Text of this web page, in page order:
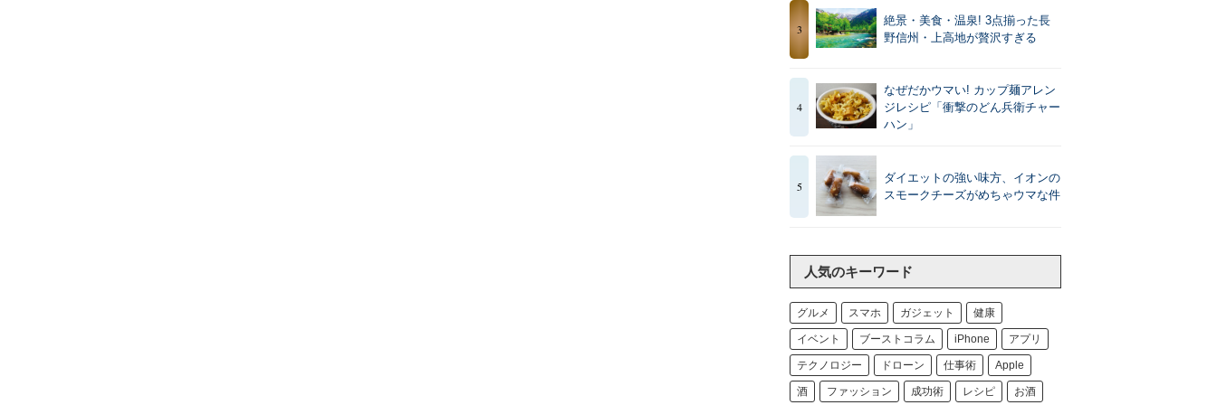
3
絶景・美食・温泉! 3点揃った長
野信州・上高地が贅沢すぎる
4
なぜだかウマい! カップ麺アレン
ジレシピ「衝撃のどん兵衛チャー
ハン」
5
ダイエットの強い味方、イオンの
スモークチーズがめちゃウマな件
人気のキーワード
グルメ スマホ ガジェット 健康
イベント ブーストコラム iPhone アプリ
テクノロジー ドローン 仕事術 Apple
酒 ファッション 成功術 レシピ お酒